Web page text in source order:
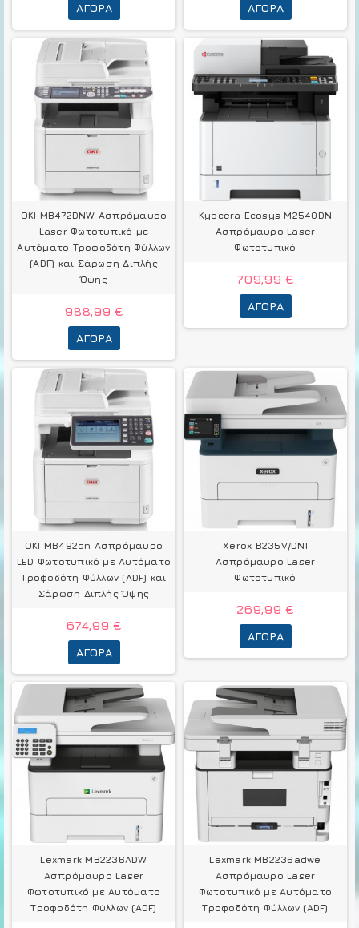
ΑΓΟΡΆ ΑΓΟΡΆ
OKI MB472DNW Ασπρόμαυρο
Laser Φωτοτυπικό με
Αυτόματο Τροφοδότη Φύλλων
(ADF) και Σάρωση Διπλής
Όψης
988,99 €
ΑΓΟΡΆ
Kyocera Ecosys M2540DN
Ασπρόμαυρο Laser
Φωτοτυπικό
709,99 €
ΑΓΟΡΆ
OKI MB492dn Ασπρόμαυρο
LED Φωτοτυπικό με Αυτόματο
Τροφοδότη Φύλλων (ADF) και
Σάρωση Διπλής Όψης
674,99 €
ΑΓΟΡΆ
Xerox B235V/DNI
Ασπρόμαυρο Laser
Φωτοτυπικό
269,99 €
ΑΓΟΡΆ
Lexmark MB2236ADW
Ασπρόμαυρο Laser
Φωτοτυπικό με Αυτόματο
Τροφοδότη Φύλλων (ADF)
Lexmark MB2236adwe
Ασπρόμαυρο Laser
Φωτοτυπικό με Αυτόματο
Τροφοδότη Φύλλων (ADF)